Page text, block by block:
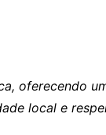
oferecendo
local e